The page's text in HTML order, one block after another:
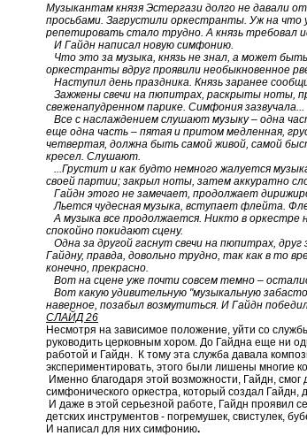
Музыкантам князя Эстергази долго не давали
просьбами. Загрустили оркестранты. Уж на
репетировать стало трудно. А князь требовал
И Гайдн написал новую симфонию.
Что это за музыка, князь не знал, а может
оркестранты вдруг проявили необыкновенное
Наступил день праздника. Князь заранее
Зажжены свечи на пюпитрах, раскрыты ноты,
свеженапудренном парике. Симфония зазвучала...
Все с наслаждением слушают музыку – одна
еще одна часть – пятая и притом медленная,
четвертая, должна быть самой живой, самой
кресел. Слушают.
...Грустит и как будто немного жалуется
своей партии; закрыл ноты, затем аккуратно
Гайдн этого не замечает, продолжает
Льется чудесная музыка, вступает флейта.
А музыка все продолжается. Никто в
спокойно покидают сцену.
Одна за другой гаснут свечи на пюпитрах,
Гайдну, правда, довольно трудно, так как в то
конечно, прекрасно.
Вот на сцене уже почти совсем темно –
Вот какую удивительную "музыкальную
наверное, позабыл возмутиться. И Гайдн
СЛАЙД 26
Несмотря на зависимое положение, уйти со
руководить церковным хором. До Гайдна еще ни
работой и Гайдн. К тому эта служба давала
экспериментировать, этого были лишены многие
Именно благодаря этой возможности, Гайдн, смог
симфонического оркестра, который создал Гайдн,
И даже в этой серьезной работе, Гайдн проявил
детских инструментов - погремушек, свистулек,
И написал для них симфонию.